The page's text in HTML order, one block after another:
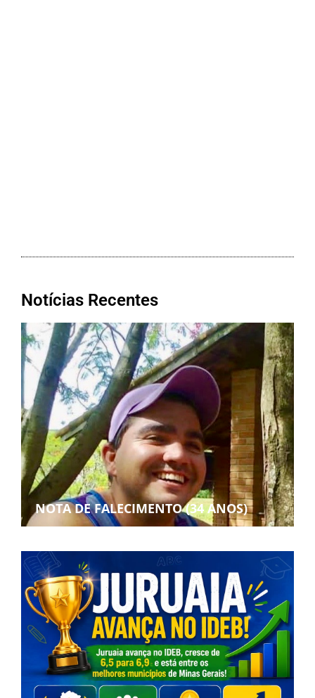
Notícias Recentes
NOTA DE FALECIMENTO (34 ANOS)